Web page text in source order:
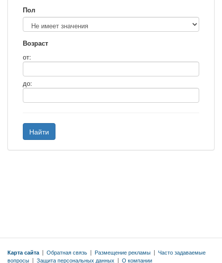
Пол
Возраст
от:
до:
Найти
Карта сайта | Обратная связь | Размещение рекламы | Часто задаваемые
вопросы | Защита персональных данных | О компании